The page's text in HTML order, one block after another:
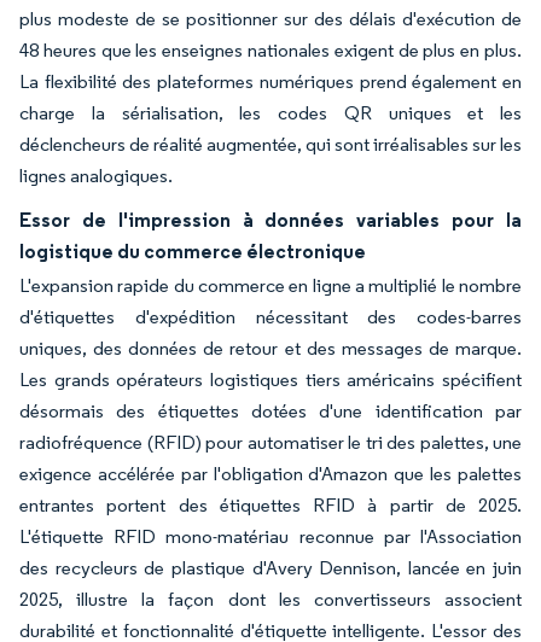
plus modeste de se positionner sur des délais d'exécution de
48 heures que les enseignes nationales exigent de plus en plus.
La flexibilité des plateformes numériques prend également en
charge la sérialisation, les codes QR uniques et les
déclencheurs de réalité augmentée, qui sont irréalisables sur les
lignes analogiques.
Essor de l'impression à données variables pour la
logistique du commerce électronique
L'expansion rapide du commerce en ligne a multiplié le nombre
d'étiquettes d'expédition nécessitant des codes-barres
uniques, des données de retour et des messages de marque.
Les grands opérateurs logistiques tiers américains spécifient
désormais des étiquettes dotées d'une identification par
radiofréquence (RFID) pour automatiser le tri des palettes, une
exigence accélérée par l'obligation d'Amazon que les palettes
entrantes portent des étiquettes RFID à partir de 2025.
L'étiquette RFID mono-matériau reconnue par l'Association
des recycleurs de plastique d'Avery Dennison, lancée en juin
2025, illustre la façon dont les convertisseurs associent
durabilité et fonctionnalité d'étiquette intelligente. L'essor des